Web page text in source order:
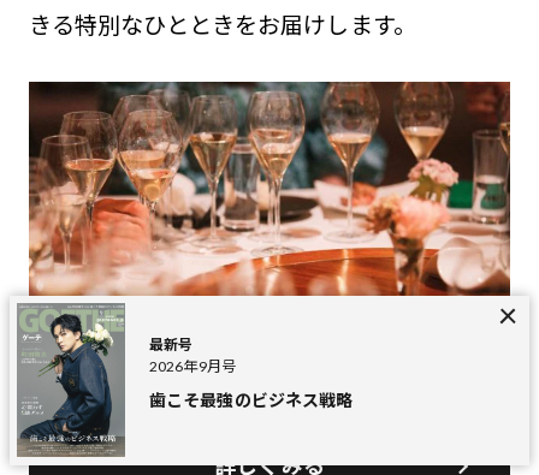
きる特別なひとときをお届けします。
詳しくみる
最新号
2026年9月号
歯こそ最強のビジネス戦略